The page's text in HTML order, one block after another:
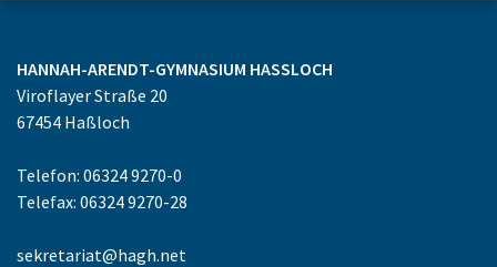
HANNAH-ARENDT-GYMNASIUM HASSLOCH
Viroflayer Straße 20
67454 Haßloch
Telefon: 06324 9270-0
Telefax: 06324 9270-28
sekretariat@hagh.net